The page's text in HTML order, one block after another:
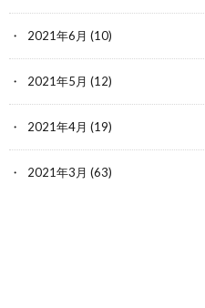
2021年6月 (10)
2021年5月 (12)
2021年4月 (19)
2021年3月 (63)